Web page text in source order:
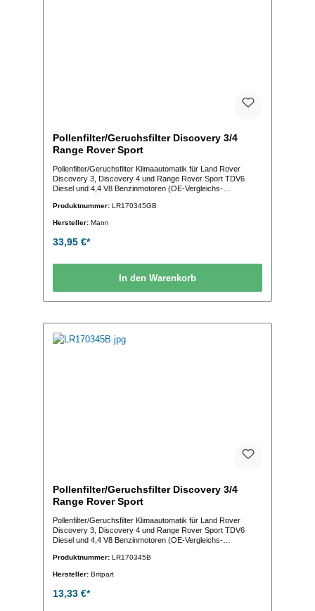
Pollenfilter/Geruchsfilter Discovery 3/4
Range Rover Sport
Pollenfilter/Geruchsfilter Klimaautomatik für Land Rover
Discovery 3, Discovery 4 und Range Rover Sport TDV6
Diesel und 4,4 V8 Benzinmotoren (OE-Vergleichs-
Produktnummer: LR170345GB
Hersteller: Mann
33,95 €*
In den Warenkorb
Pollenfilter/Geruchsfilter Discovery 3/4
Range Rover Sport
Pollenfilter/Geruchsfilter Klimaautomatik für Land Rover
Discovery 3, Discovery 4 und Range Rover Sport TDV6
Diesel und 4,4 V8 Benzinmotoren (OE-Vergleichs-
Produktnummer: LR170345B
Hersteller: Britpart
13,33 €*